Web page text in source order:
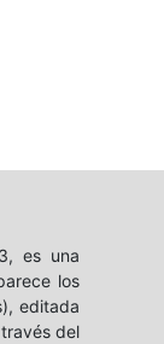
es una
los
editada
del